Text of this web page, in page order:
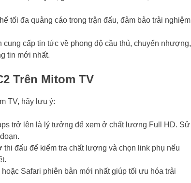
tối đa quảng cáo trong trận đấu, đảm bảo trải nghiệm
cung cấp tin tức về phong độ cầu thủ, chuyển nhượng,
tin mới nhất.
Trên Mitom TV
TV, hãy lưu ý:
trở lên là lý tưởng để xem ở chất lượng Full HD. Sử
đấu để kiểm tra chất lượng và chọn link phụ nếu
hoặc Safari phiên bản mới nhất giúp tối ưu hóa trải